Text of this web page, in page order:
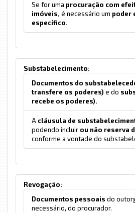
Se for uma procuração com
imóveis, é necessário um poder
específico.
Substabelecimento:
Documentos do
transfere os poderes) e do
recebe os poderes).
A cláusula de
podendo incluir ou não reserva
conforme a vontade do
Revogação:
Documentos pessoais do
necessário, do procurador.